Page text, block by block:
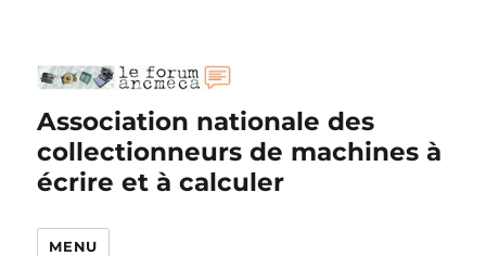
Association nationale des
collectionneurs de machines à
écrire et à calculer
MENU